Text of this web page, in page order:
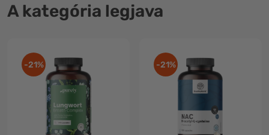
A kategória legjava
-21% -21%